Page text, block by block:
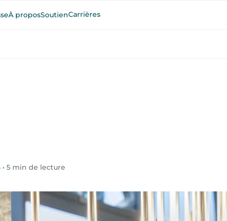
À proposSoutienCarrières
• 5 min de lecture